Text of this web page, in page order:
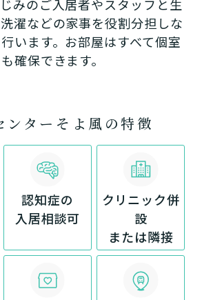
みのご入居者やスタッフと生
濯などの家事を役割分担しな
います。お部屋はすべて個室
確保できます。
ンターそよ風の特徴
認知症の
入居相談可
クリニック併
設
または隣接